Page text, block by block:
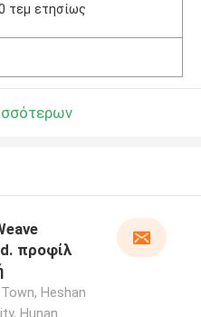
τεμ ετησίως
προφίλ
Heshan
Hunan